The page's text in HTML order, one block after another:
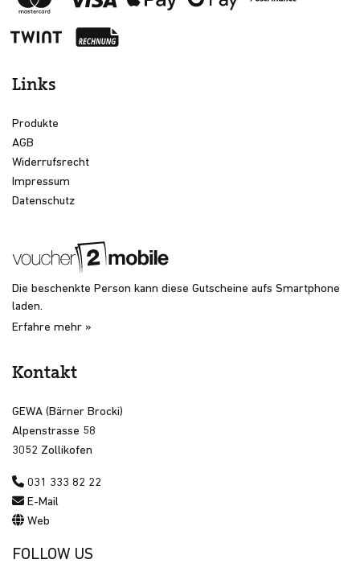
Links
Produkte
AGB
Widerrufsrecht
Impressum
Datenschutz
Die beschenkte Person kann diese Gutscheine aufs Smartphone
laden.
Erfahre mehr »
Kontakt
GEWA (Bärner Brocki)
Alpenstrasse 58
3052 Zollikofen
031 333 82 22
E-Mail
Web
FOLLOW US